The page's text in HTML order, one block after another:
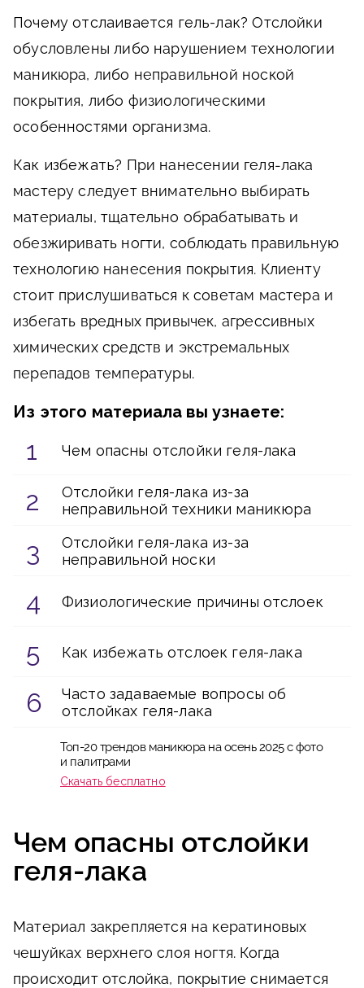
Почему отслаивается гель-лак?Отслойки
обусловлены либо нарушением технологии
маникюра, либо неправильной ноской
покрытия, либо физиологическими
особенностями организма.
Как избежать? При нанесении геля-лака
мастеру следует внимательно выбирать
материалы, тщательно обрабатывать и
обезжиривать ногти, соблюдать правильную
технологию нанесения покрытия. Клиенту
стоит прислушиваться к советам мастера и
избегать вредных привычек, агрессивных
химических средств и экстремальных
перепадов температуры.
Из этого материала вы узнаете:
Чем опасны отслойки геля-лака
Отслойки геля-лака из-за
неправильной техники маникюра
Отслойки геля-лака из-за
неправильной носки
Физиологические причины отслоек
Как избежать отслоек геля-лака
Часто задаваемые вопросы об
отслойках геля-лака
Топ-20 трендов маникюра на осень 2025 с фото
и палитрами
Скачать бесплатно
Чем опасны отслойки
геля-лака
Материал закрепляется на кератиновых
чешуйках верхнего слоя ногтя. Когда
происходит отслойка, покрытие снимается